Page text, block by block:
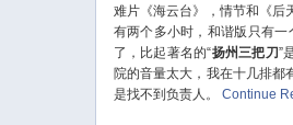
难片《海云台》，情节和《后
有两个多小时，和谐版只有
了，比起著名的“扬州三把刀”
院的音量太大，我在十几排都
是找不到负责人。
Continue